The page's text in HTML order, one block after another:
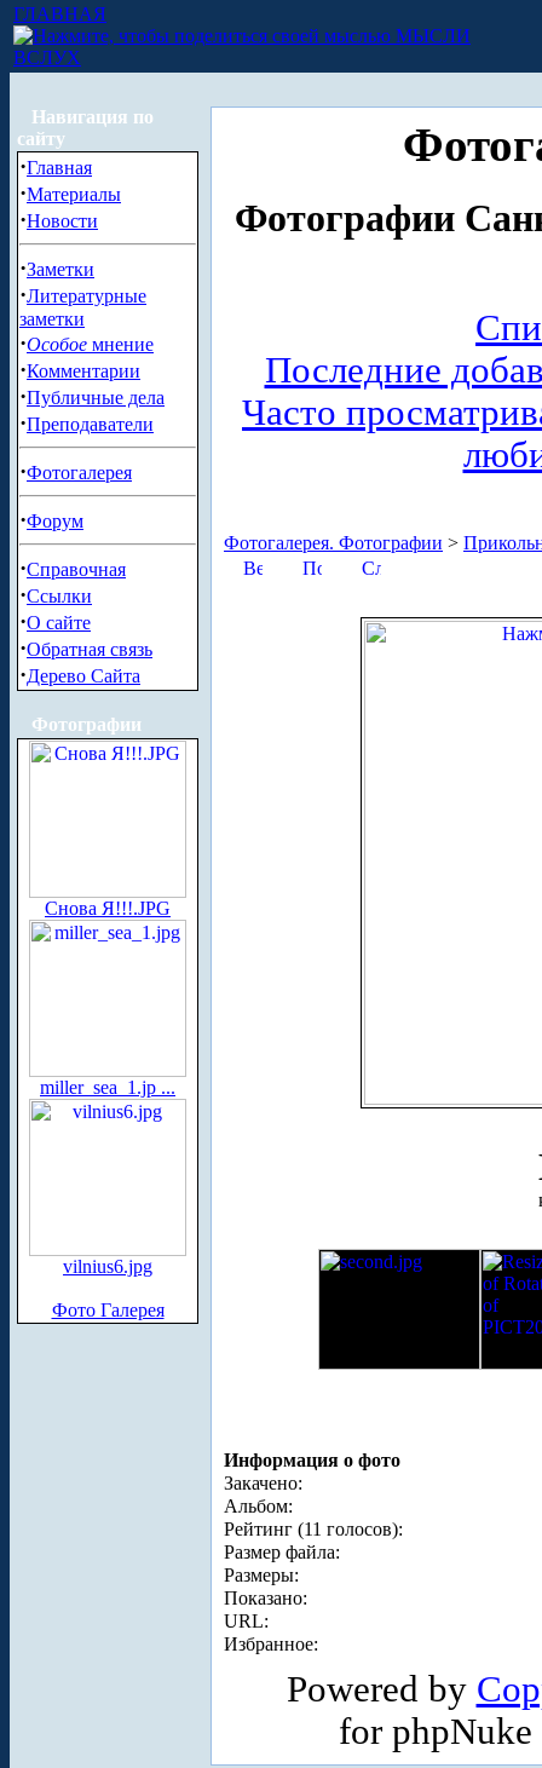
ГЛАВНАЯ
МЫСЛИ
ВСЛУХ
Навигация по
сайту
·Главная
·Материалы
·Новости
·Заметки
·Литературные
заметки
·Особое мнение
·Комментарии
·Публичные дела
·Преподаватели
·Фотогалерея
·Форум
·Справочная
·Ссылки
·О сайте
·Обратная связь
·Дерево Сайта
Фотографии
Снова Я!!!.JPG
miller_sea_1.jp ...
vilnius6.jpg
Фото Галерея
Фотографии
Последние
Часто
Фотогалерея. Фотографии >
Информация о фото
Закачено:
Альбом:
Рейтинг (11 голосов):
Размер файла:
Размеры:
Показано:
URL:
Избранное:
Powered by
for